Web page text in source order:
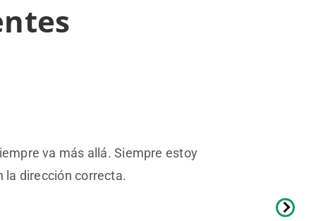
va más allá. Siempre estoy
la dirección correcta.